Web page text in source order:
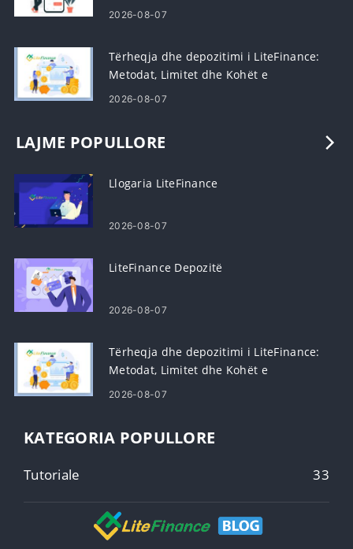
llogarisë
2026-08-07
Tërheqja dhe depozitimi i LiteFinance:
Metodat, Limitet dhe Kohët e
Përpunimit
2026-08-07
LAJME POPULLORE
Llogaria LiteFinance
2026-08-07
LiteFinance Depozitë
2026-08-07
Tërheqja dhe depozitimi i LiteFinance:
Metodat, Limitet dhe Kohët e
Përpunimit
2026-08-07
KATEGORIA POPULLORE
Tutoriale 33